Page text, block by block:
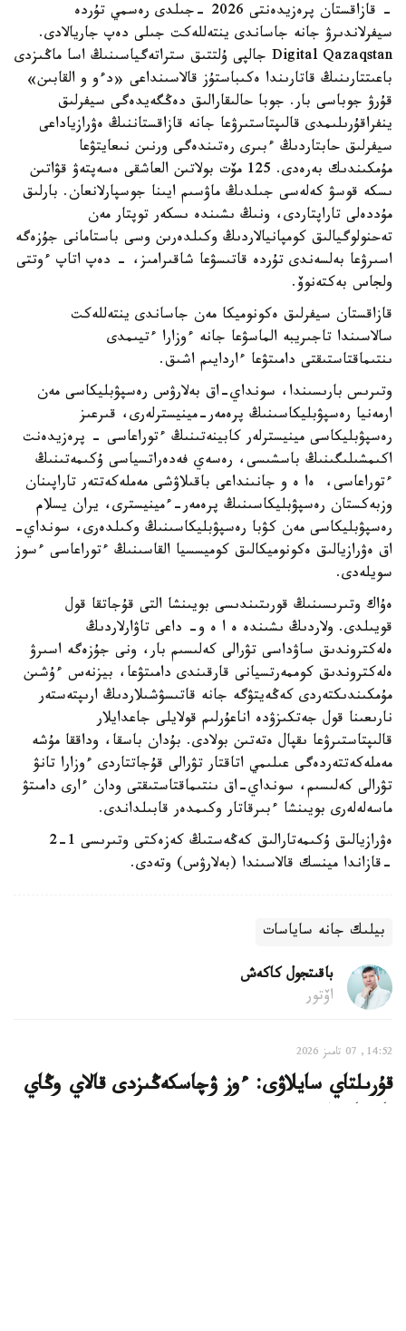
- قازاقستان پرەزيدەنتى 2026 -جىلدى رەسمي تۇردە
سيفرلاندىرۋ جانە جاساندى ينتەللەكت جىلى دەپ جاريالادى.
Digital Qazaqstan جالپى ۇلتتىق ستراتەگياسىنىڭ اسا ماڭىزدى
باعىتتارىنىڭ قاتارىندا ەكىباستۇز قالاسىنداعى «دءو و القابىن»
قۇرۋ جوباسى بار. جوبا حالىقارالىق دەڭگەيدەگى سيفرلىق
ينفراقۇرىلىمدى قالىپتاستىرۋعا جانە قازاقستاننىڭ ەۋرازياداعى
سيفرلىق حابتاردىڭ ءبىرى رەتىندەگى ورنىن نىعايتۋعا
مۇمكىندىك بەرەدى. 125 مۆت بولاتىن العاشقى ەسەپتەۋ قۋاتىن
ىسكە قوسۋ كەلەسى جىلدىڭ ماۋسىم ايىنا جوسپارلانعان. بارلىق
مۇددەلى تاراپتاردى، ونىڭ ىشىندە ىسكەر توپتار مەن
تەحنولوگيالىق كومپانيالاردىڭ وكىلدەرىن وسى باستامانى جۇزەگە
اسىرۋعا بەلسەندى تۇردە قاتىسۋعا شاقىرامىز، - دەپ اتاپ ءوتتى
ولجاس بەكتەنوۆ.
قازاقستان سيفرلىق ەكونوميكا مەن جاساندى ينتەللەكت
سالاسىندا تاجىريبە الماسۋعا جانە ءوزارا ءتيىمدى
ىنتىماقتاستىقتى دامىتۋعا ءاردايىم اشىق.
وتىرىس بارىسىندا، سونداي-اق بەلارۋس رەسپۋبليكاسى مەن
ارمەنيا رەسپۋبليكاسىنىڭ پرەمەر-مينيسترلەرى، قىرعىز
رەسپۋبليكاسى مينيسترلەر كابينەتىنىڭ ءتوراعاسى - پرەزيدەنت
اكىمشىلىگىنىڭ باسشىسى، رەسەي فەدەراتسياسى ۇكىمەتىنىڭ
ءتوراعاسى، ەا ە و جانىنداعى باقىلاۋشى مەملەكەتتەر تاراپىنان
وزبەكستان رەسپۋبليكاسىنىڭ پرەمەر-ءمينيسترى، يران يسلام
رەسپۋبليكاسى مەن كۋبا رەسپۋبليكاسىنىڭ وكىلدەرى، سونداي-
اق ەۋرازيالىق ەكونوميكالىق كوميسسيا القاسىنىڭ ءتوراعاسى ءسوز
سويلەدى.
ەۇاك وتىرىسىنىڭ قورىتىندىسى بويىنشا التى قۇجاتقا قول
قويىلدى. ولاردىڭ ىشىندە ە ا ە و- داعى تاۋارلاردىڭ
ەلەكتروندىق ساۋداسى تۋرالى كەلىسىم بار، ونى جۇزەگە اسىرۋ
ەلەكتروندىق كوممەرتسيانى قارقىندى دامىتۋعا، بيزنەس ءۇشىن
مۇمكىندىكتەردى كەڭەيتۋگە جانە قاتىسۋشىلاردىڭ ارىپتەستەر
نارىعىنا قول جەتكىزۋدە اناعۇرلىم قولايلى جاعدايلار
قالىپتاستىرۋعا ىقپال ەتەتىن بولادى. بۇدان باسقا، وداققا مۇشە
مەملەكەتتەردەگى عىلىمي اتاقتار تۋرالى قۇجاتتاردى ءوزارا تانۋ
تۋرالى كەلىسىم، سونداي-اق ىنتىماقتاستىقتى ودان ءارى دامىتۋ
ماسەلەلەرى بويىنشا ءبىرقاتار وكىمدەر قابىلداندى.
ەۋرازيالىق ۇكىمەتارالىق كەڭەستىڭ كەزەكتى وتىرىسى 1-2
-قازاندا مينسك قالاسىندا (بەلارۋس) وتەدى.
بيلىك جانە ساياسات
باقىتجول كاكەش
اۆتور
14:52, 07 تامىز 2026
قۇرىلتاي سايلاۋى: ءوز ۋچاسكەڭىزدى قالاي وڭاي